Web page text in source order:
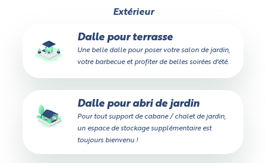
Extérieur
Dalle pour terrasse
Une belle dalle pour poser votre salon de jardin,
votre barbecue et profiter de belles soirées d'été.
Dalle pour abri de jardin
Pour tout support de cabane / chalet de jardin,
un espace de stockage supplémentaire est
toujours bienvenu !
Oui
Mesurez précisément la largeur sur tout l'accès,
attention aux rétrécissements éventuels, aux poteaux
qui peuvent gêner, etc.